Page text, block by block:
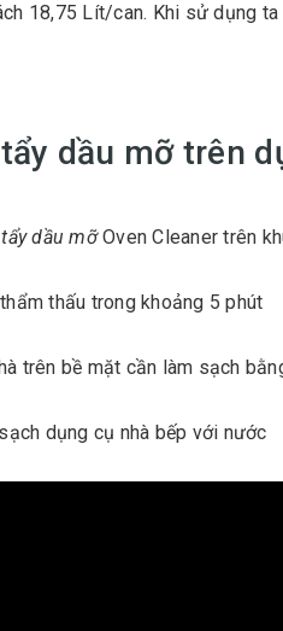
18,75 Lít/can. Khi sử dụng
dầu mỡ trên
dầu mỡOven Cleaner trên
thấu trong khoảng 5 phút
trên bề mặt cần làm sạch
dụng cụ nhà bếp với nước